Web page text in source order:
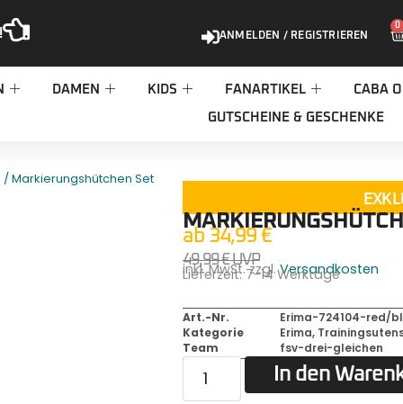
ANMELDEN / REGISTRIEREN
0
DAMEN KIDS FANARTIKEL CABA
GUTSCHEINE & GESCHENKE
/ Markierungshütchen Set
ab 34,99€
49,99€UVP
inkl. MwSt. zzgl.Versandkosten
Lieferzeit:7-14 Werktage
Art.-Nr.
Erima-724104-red/
Kategorie
Erima,
Team
fsv-drei-gleichen
In den